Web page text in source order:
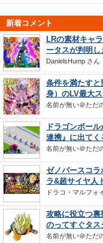
新着コメント
LRの素材キャ
ータスが判明し
DanielsHump さん
条件を満たす
身）のLV最大
名前が無い＠ただ
ドラゴンボー
連携』に出てく
名前が無い＠ただ
ゼノバースコ
ラ&超サイヤ人
ドラコ・マルフォ
攻略に役立つ
のってすぐタス
名前が無い＠ただ